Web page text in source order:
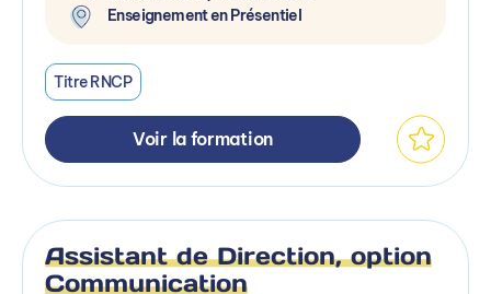
Enseignement en Présentiel
Titre RNCP
Voir la formation
Assistant de Direction, option
Communication